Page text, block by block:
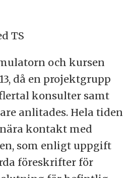
TS
och kursen
då en projektgrupp
konsulter samt
anlitades. Hela tiden
kontakt med
som enligt uppgift
föreskrifter för